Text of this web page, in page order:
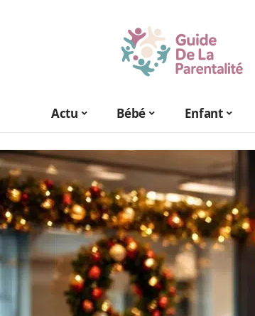
Actu Bébé Enfant